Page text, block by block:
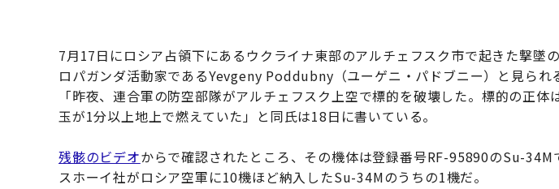
7月17日にロシア占領下にあるウクライナ東部のアルチェフスク市で起きた撃墜
ロパガンダ活動家であるYevgeny Poddubny（ユーゲニ・パドブニー）と見られ
「昨夜、連合軍の防空部隊がアルチェフスク上空で標的を破壊した。標的の正体
玉が1分以上地上で燃えていた」と同氏は18日に書いている。
残骸のビデオからで確認されたところ、その機体は登録番号RF-95890のSu-34M
スホーイ社がロシア空軍に10機ほど納入したSu-34Mのうちの1機だ。